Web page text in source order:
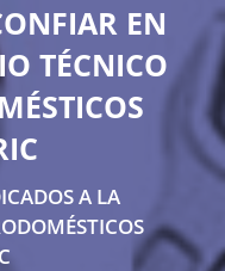
EN
TÉCNICO
A LA